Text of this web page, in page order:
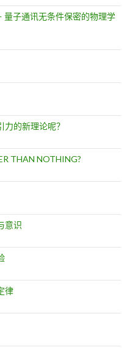
子通讯无条件保密的物理学
的新理论呢？
THAN NOTHING?
意识
律